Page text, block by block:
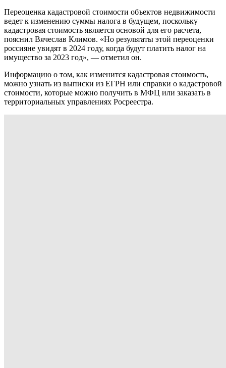
Переоценка кадастровой стоимости объектов недвижимости
ведет к изменению суммы налога в будущем, поскольку
кадастровая стоимость является основой для его расчета,
пояснил Вячеслав Климов. «Но результаты этой переоценки
россияне увидят в 2024 году, когда будут платить налог на
имущество за 2023 год», — отметил он.
Информацию о том, как изменится кадастровая стоимость,
можно узнать из выписки из ЕГРН или справки о кадастровой
стоимости, которые можно получить в МФЦ или заказать в
территориальных управлениях Росреестра.